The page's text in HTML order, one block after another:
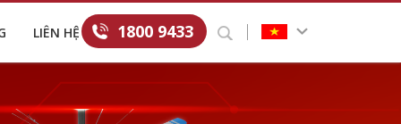
LIÊN HỆ 1800 9433